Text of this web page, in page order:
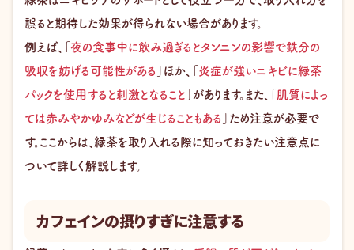
誤ると期待した効果が得られない場合があります。
例えば、「 夜の食事中に飲み過ぎるとタンニンの影響で鉄分の
吸収を妨げる可能性がある
」ほか、「 炎症が強いニキビに緑茶
パックを使用すると刺激となること 」があります。また、「 肌質によっ
ては赤みやかゆみなどが生じることもある
」ため注意が必要で
す。ここからは、緑茶を取り入れる際に知っておきたい注意点に
ついて詳しく解説します。
カフェインの摂りすぎに注意する